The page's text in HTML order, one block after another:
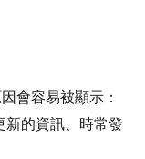
會容易被顯示：
新的資訊、 時常發